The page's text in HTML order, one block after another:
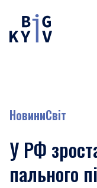
НовиниСвіт
У РФ
пального